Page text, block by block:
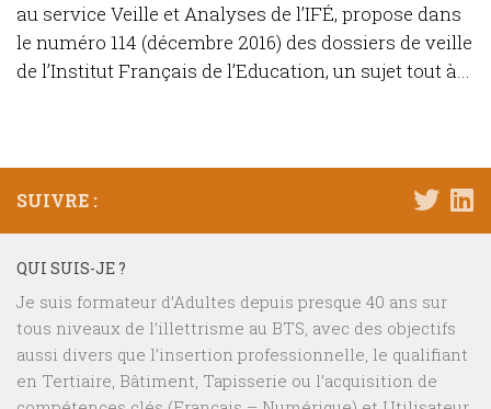
au service Veille et Analyses de l’IFÉ, propose dans
le numéro 114 (décembre 2016) des dossiers de veille
de l’Institut Français de l’Education, un sujet tout à...
SUIVRE :
QUI SUIS-JE ?
Je suis formateur d’Adultes depuis presque 40 ans sur
tous niveaux de l’illettrisme au BTS, avec des objectifs
aussi divers que l’insertion professionnelle, le qualifiant
en Tertiaire, Bâtiment, Tapisserie ou l’acquisition de